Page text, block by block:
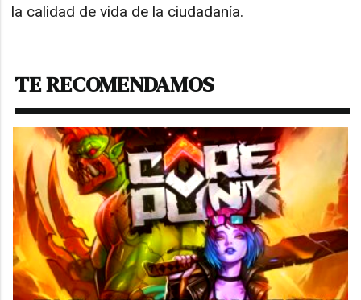
la calidad de vida de la ciudadanía.
TE RECOMENDAMOS